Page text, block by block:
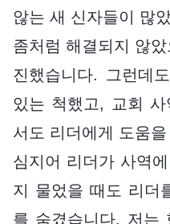
않는 새 신자들이 많
좀처럼 해결되지 않
진했습니다. 그런데
있는 척했고, 교회
서도 리더에게 도움
심지어 리더가 사역
지 물었을 때도 리더
를 숨겼습니다. 저는